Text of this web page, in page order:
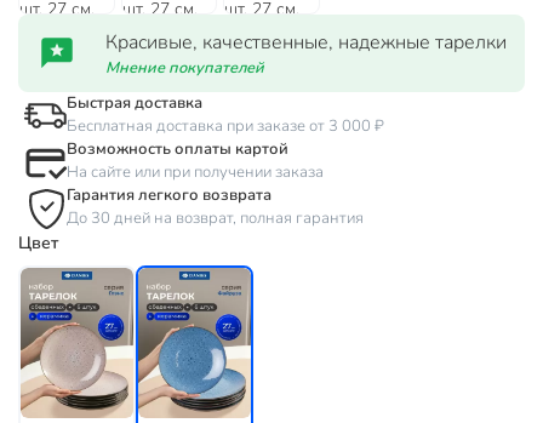
Красивые, качественные, надежные тарелки
Мнение покупателей
Быстрая доставка
Бесплатная доставка при заказе от 3 000 ₽
Возможность оплаты картой
На сайте или при получении заказа
Гарантия легкого возврата
До 30 дней на возврат, полная гарантия
Цвет